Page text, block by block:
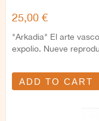
25,00 €
"Arkadia" El arte
expolio. Nueve
ADD TO CART